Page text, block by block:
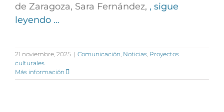
de Zaragoza, Sara Fernández, , sigue
leyendo …
21 noviembre, 2025 | Comunicación Noticias Proyectos
culturales
Más información